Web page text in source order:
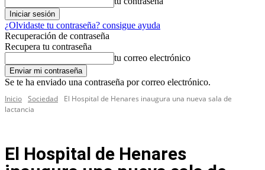
¿Olvidaste tu contraseña? consigue ayuda
Recuperación de contraseña
Recupera tu contraseña
tu correo electrónico
Se te ha enviado una contraseña por correo electrónico.
Inicio Sociedad
El Hospital de Henares inaugura una nueva sala de
lactancia
El Hospital de Henares